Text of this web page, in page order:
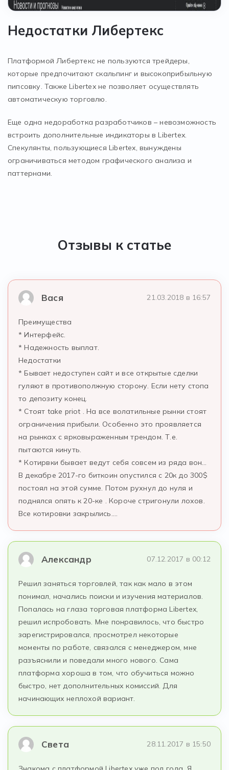
Недостатки Либертекс
Платформой Либертекс не пользуются трейдеры,
которые предпочитают скальпинг и высокоприбыльную
пипсовку. Также Libertex не позволяет осуществлять
автоматическую торговлю.
Еще одна недоработка разработчиков – невозможность
встроить дополнительные индикаторы в Libertex.
Спекулянты, пользующиеся Libertex, вынуждены
ограничиваться методом графического анализа и
паттернами.
Отзывы к статье
Вася 21.03.2018 в 16:57
Преимущества
* Интерфейс.
* Надежность выплат.
Недостатки
* Бывает недоступен сайт и все открытые сделки
гуляют в противополжную сторону. Если нету стопа
то депозиту конец.
* Стоят take priot . На все волатильные рынки стоят
ограничения прибыли. Особенно это проявляется
на рынках с ярковыраженным трендом. Т.е.
пытаются кинуть.
* Котирвки бывает ведут себя совсем из ряда вон…
В декабре 2017-го биткоин опустился с 20к до 300$
постоял на этой сумме. Потом рухнул до нуля и
поднялся опять к 20-ке . Короче стригонули лохов.
Все котировки закрылись….
Александр 07.12.2017 в 00:12
Решил заняться торговлей, так как мало в этом
понимал, начались поиски и изучения материалов.
Попалась на глаза торговая платформа Libertex,
решил испробовать. Мне понравилось, что быстро
зарегистрировался, просмотрел некоторые
моменты по работе, связался с менеджером, мне
разъяснили и поведали много нового. Сама
платформа хороша в том, что обучиться можно
быстро, нет дополнительных комиссий. Для
начинающих неплохой вариант.
Света 28.11.2017 в 15:50